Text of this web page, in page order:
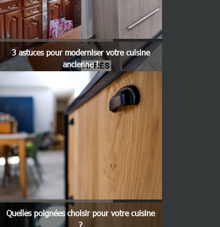
3 astuces pour moderniser votre cuisine
ancienne !
Quelles poignées choisir pour votre cuisine
?